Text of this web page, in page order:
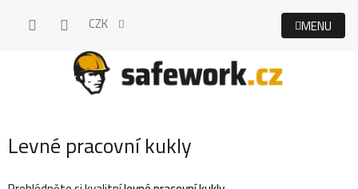
CZK
Levné pracovní kukly